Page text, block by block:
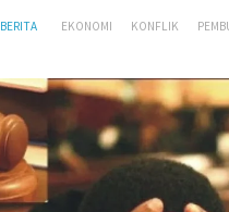
BERITA EKONOMI KONFLIK